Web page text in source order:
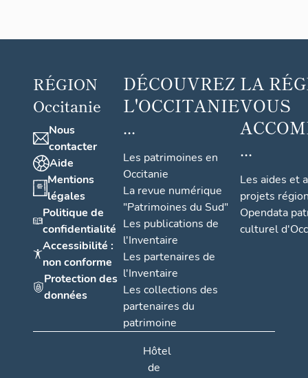
RÉGION
Occitanie
Nous
contacter
Aide
Mentions
légales
Politique de
confidentialité
Accessibilité :
non conforme
Protection des
données
DÉCOUVREZ
L'OCCITANIE
...
Les patrimoines en
Occitanie
La revue numérique
"Patrimoines du Sud"
Les publications de
l'Inventaire
Les partenaires de
l'Inventaire
Les collections des
partenaires du
patrimoine
LA
VOUS
...
Les aides et
projets
Opendata
culturel
Hôtel
de